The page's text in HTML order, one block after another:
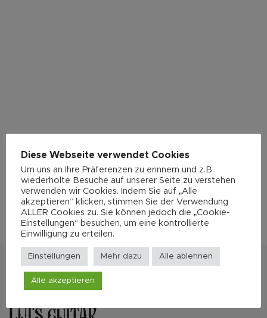
Diese Webseite verwendet Cookies
Um uns an Ihre Präferenzen zu erinnern und z.B.
wiederholte Besuche auf unserer Seite zu verstehen
verwenden wir Cookies. Indem Sie auf „Alle
akzeptieren“ klicken, stimmen Sie der Verwendung
ALLER Cookies zu. Sie können jedoch die „Cookie-
Einstellungen“ besuchen, um eine kontrollierte
Einwilligung zu erteilen.
Einstellungen Mehr dazu Alle ablehnen
Alle akzeptieren